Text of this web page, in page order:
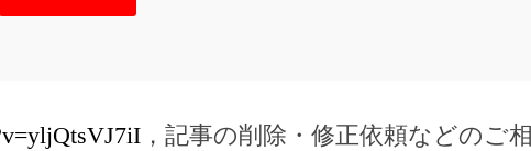
，記事の削除・修正依頼などのご相